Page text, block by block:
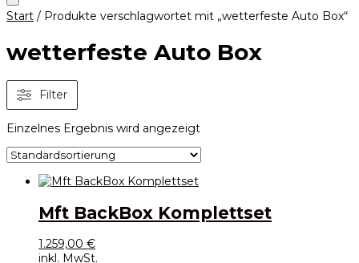
Start / Produkte verschlagwortet mit „wetterfeste Auto Box“
wetterfeste Auto Box
Filter
Einzelnes Ergebnis wird angezeigt
Mft BackBox Komplettset
1.259,00 €
inkl. MwSt.